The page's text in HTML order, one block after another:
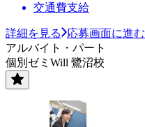
交通費支給
詳細を見る
応募画面に進む
アルバイト・パート
個別ゼミWill 鷺沼校